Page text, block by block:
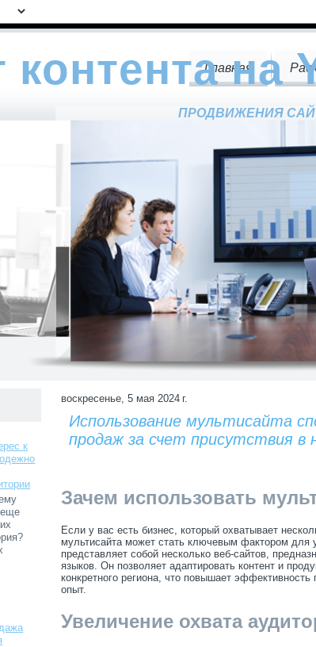
контента на
ПРОДВИЖЕНИЯ
Главная
к
воскресенье, 5 мая 2024 г.
Использование мультисайта
продаж за счет присутствия в
Зачем использовать
Если у вас есть бизнес, который охватывает
мультисайта может стать ключевым фактором для
представляет собой несколько веб-сайтов,
языков. Он позволяет адаптировать контент и
конкретного региона, что повышает
опыт.
Увеличение охвата